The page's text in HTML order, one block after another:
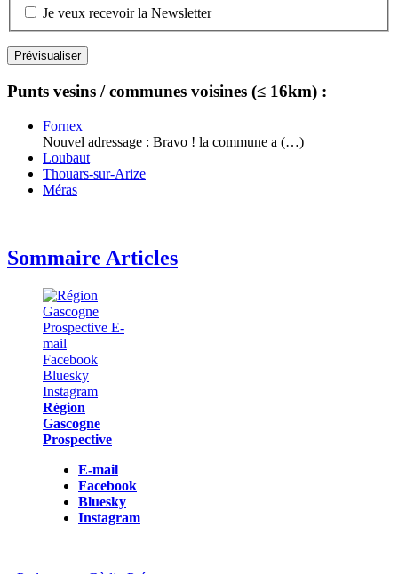
Je veux recevoir la Newsletter
Punts vesins / communes voisines (≤ 16km) :
Fornex
Nouvel adressage : Bravo ! la commune a (…)
Loubaut
Thouars-sur-Arize
Méras
Sommaire Articles
Région
Gascogne
Prospective
E-mail
Facebook
Bluesky
Instagram